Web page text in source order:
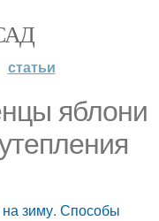
статьи
яблони
на зиму. Способы